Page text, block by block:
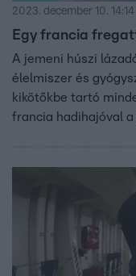
2023. december 10. 14:14
Egy francia
A jemeni húszi
élelmiszer és
kikötőkbe tartó
francia hadihajóval